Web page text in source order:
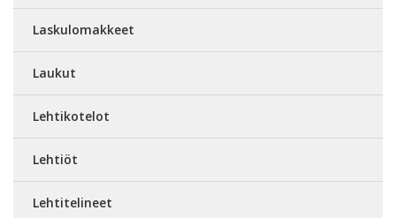
Laskulomakkeet
Laukut
Lehtikotelot
Lehtiöt
Lehtitelineet